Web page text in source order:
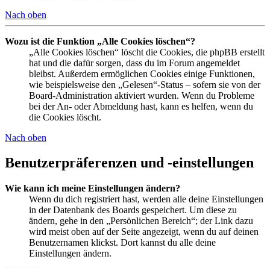
Nach oben
Wozu ist die Funktion „Alle Cookies löschen“?
„Alle Cookies löschen“ löscht die Cookies, die phpBB erstellt
hat und die dafür sorgen, dass du im Forum angemeldet
bleibst. Außerdem ermöglichen Cookies einige Funktionen,
wie beispielsweise den „Gelesen“-Status – sofern sie von der
Board-Administration aktiviert wurden. Wenn du Probleme
bei der An- oder Abmeldung hast, kann es helfen, wenn du
die Cookies löscht.
Nach oben
Benutzerpräferenzen und -einstellungen
Wie kann ich meine Einstellungen ändern?
Wenn du dich registriert hast, werden alle deine Einstellungen
in der Datenbank des Boards gespeichert. Um diese zu
ändern, gehe in den „Persönlichen Bereich“; der Link dazu
wird meist oben auf der Seite angezeigt, wenn du auf deinen
Benutzernamen klickst. Dort kannst du alle deine
Einstellungen ändern.